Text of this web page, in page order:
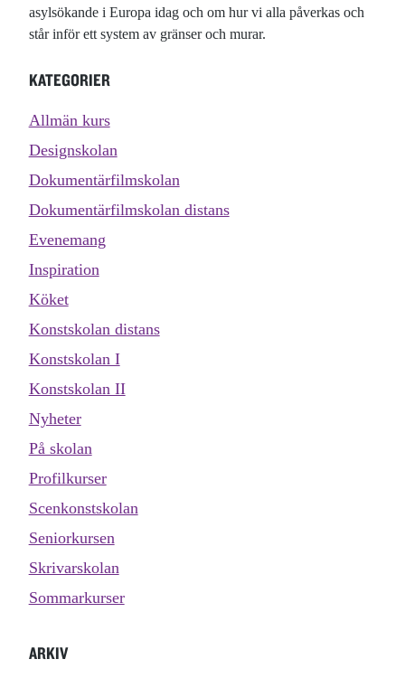
asylsökande i Europa idag och om hur vi alla påverkas och
står inför ett system av gränser och murar.
KATEGORIER
Allmän kurs
Designskolan
Dokumentärfilmskolan
Dokumentärfilmskolan distans
Evenemang
Inspiration
Köket
Konstskolan distans
Konstskolan I
Konstskolan II
Nyheter
På skolan
Profilkurser
Scenkonstskolan
Seniorkursen
Skrivarskolan
Sommarkurser
ARKIV